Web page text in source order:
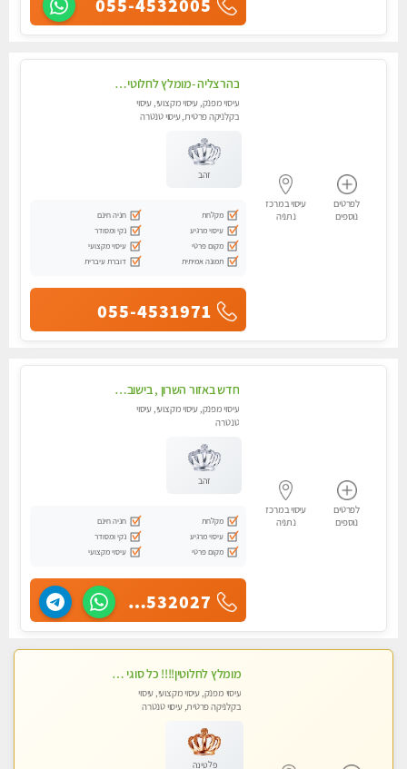
055-4532005
לפרטים
נוספים
עיסוי במרכז
נתניה
בהרצליה -מומלץ לחלוטין! כל סוגי העיסויים מעסה מקצועית ואיכותית פרטי!! בנתניה
עיסוי מפנק, עיסוי מקצועי, עיסוי
בקלניקה פרטית, עיסוי טנטרה
זהב
מקלחת
חניה חינם
עיסוי מרגיע
נקי ומסודר
מקום פרטי
עיסוי מקצועי
תמונה אמיתית
דוברת עיברית
055-4531971
לפרטים
נוספים
עיסוי במרכז
נתניה
חדש באזור השרון , בישוב ניצני עוז ! נבחרת מטפלות ומטפלים
עיסוי מפנק, עיסוי מקצועי, עיסוי
טנטרה
זהב
מקלחת
חניה חינם
עיסוי מרגיע
נקי ומסודר
מקום פרטי
עיסוי מקצועי
055-4532027
מומלץ לחלוטין!!!! כל סוגי העיסויים מעסה מקצועית ואיכותית פרטי!!!
עיסוי מפנק, עיסוי מקצועי, עיסוי
בקלניקה פרטית, עיסוי טנטרה
פלטינה